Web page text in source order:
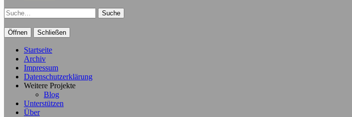
Suche
Öffnen Schließen
Startseite
Archiv
Impressum
Datenschutzerklärung
Weitere Projekte
Blog
Unterstützen
Über